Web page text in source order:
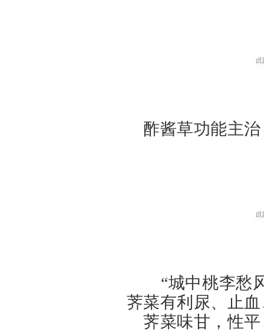
酢酱草功能主
“城中桃李愁
荠菜有利尿、止
荠菜味甘，性